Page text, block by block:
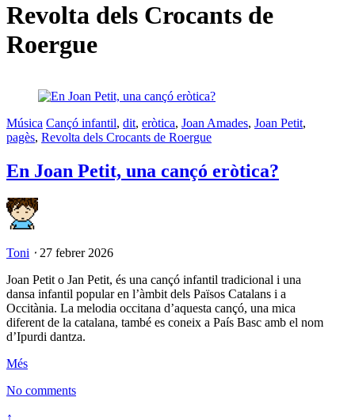
Revolta dels Crocants de
Roergue
Música Cançó infantil, dit, eròtica, Joan Amades, Joan Petit,
pagès, Revolta dels Crocants de Roergue
En Joan Petit, una cançó eròtica?
Toni ⋅ 27 febrer 2026
Joan Petit o Jan Petit, és una cançó infantil tradicional i una
dansa infantil popular en l’àmbit dels Països Catalans i a
Occitània. La melodia occitana d’aquesta cançó, una mica
diferent de la catalana, també es coneix a País Basc amb el nom
d’Ipurdi dantza.
Més
No comments
↑